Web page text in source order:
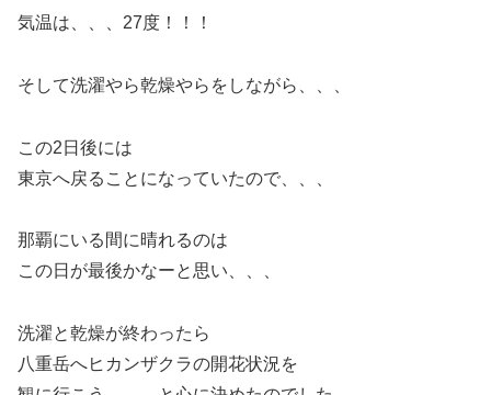
気温は、、、27度！！！
そして洗濯やら乾燥やらをしながら、、、
この2日後には
東京へ戻ることになっていたので、、、
那覇にいる間に晴れるのは
この日が最後かなーと思い、、、
洗濯と乾燥が終わったら
八重岳へヒカンザクラの開花状況を